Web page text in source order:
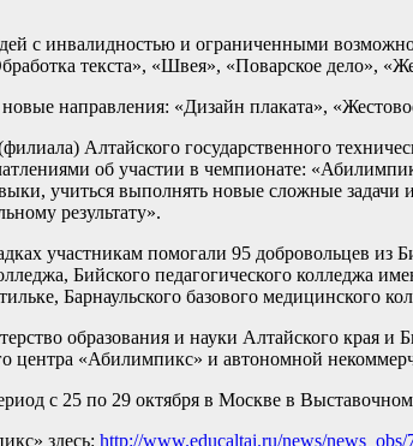
с инвалидностью и ограниченными
текста», «Швея», «Поварское дело»,
направления: «Дизайн плаката»,
Алтайского государственного
об участии в чемпионате:
учиться выполнять новые сложные
результату».
участникам помогали 95 добровольцев из
Бийского педагогического колледжа
Барнаульского базового медицинского
образования и науки Алтайского края
«Абилимпикс» и автономной
с 25 по 29 октября в Москве в
здесь: http://www.educaltai.ru/news/news_obs/